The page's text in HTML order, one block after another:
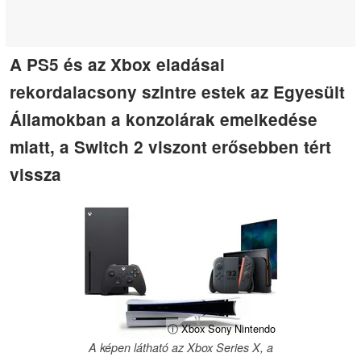
A PS5 és az Xbox eladásai
rekordalacsony szintre estek az Egyesült
Államokban a konzolárak emelkedése
miatt, a Switch 2 viszont erősebben tért
vissza
ⓘ Xbox Sony Nintendo
A képen látható az Xbox Series X, a